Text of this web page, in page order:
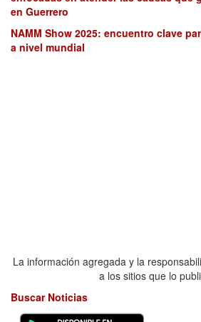
en Guerrero
NAMM Show 2025: encuentro clave
a nivel mundial
La información agregada y la
a los sitios que lo
Buscar Noticias